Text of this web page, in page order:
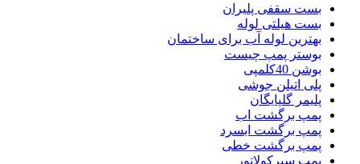
بست سقفی پلیران
بست هیلتی لوله
بهترین لوله آب برای ساختمان
بوستر پمپ چیست
بوشن 40کلمپی
پلی اتیلن جوشی
پلیمر گلپایگان
پمپ برگشت اب
پمپ برگشت ابسرد
پمپ برگشت خطی
پمپ سیرکولاتور